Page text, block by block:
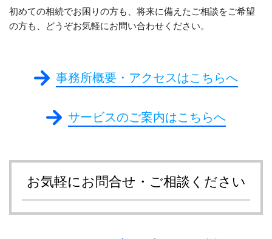
初めての相続でお困りの方も、将来に備えたご相談をご希望
の方も、どうぞお気軽にお問い合わせください。
事務所概要・アクセスはこちらへ
サービスのご案内はこちらへ
お気軽にお問合せ・ご相談ください